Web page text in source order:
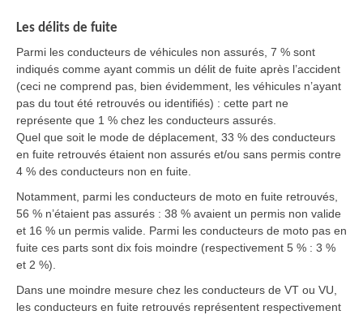
Les délits de fuite
Parmi les conducteurs de véhicules non assurés, 7 % sont
indiqués comme ayant commis un délit de fuite après l’accident
(ceci ne comprend pas, bien évidemment, les véhicules n’ayant
pas du tout été retrouvés ou identifiés) : cette part ne
représente que 1 % chez les conducteurs assurés.
Quel que soit le mode de déplacement, 33 % des conducteurs
en fuite retrouvés étaient non assurés et/ou sans permis contre
4 % des conducteurs non en fuite.
Notamment, parmi les conducteurs de moto en fuite retrouvés,
56 % n’étaient pas assurés : 38 % avaient un permis non valide
et 16 % un permis valide. Parmi les conducteurs de moto pas en
fuite ces parts sont dix fois moindre (respectivement 5 % : 3 %
et 2 %).
Dans une moindre mesure chez les conducteurs de VT ou VU,
les conducteurs en fuite retrouvés représentent respectivement